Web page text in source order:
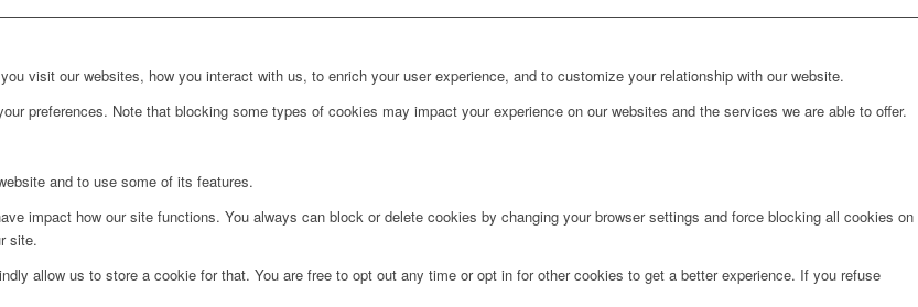
visit our websites, how you interact with us, to enrich your user experience, and to customize your relationship with our website.
preferences. Note that blocking some types of cookies may impact your experience on our websites and the services we are able to offer.
and to use some of its features.
impact how our site functions. You always can block or delete cookies by changing your browser settings and force blocking all cookies on
site.
allow us to store a cookie for that. You are free to opt out any time or opt in for other cookies to get a better experience. If you refuse